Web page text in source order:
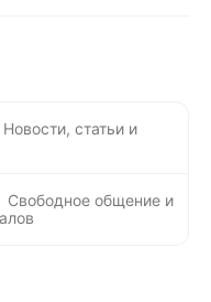
Новости, статьи и
Свободное общение и